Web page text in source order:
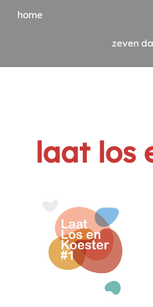
home
zeven
laat los